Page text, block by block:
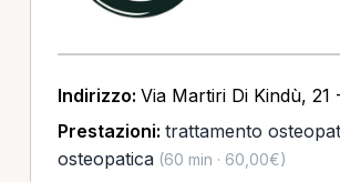
Indirizzo: Via Martiri Di Kindù,
Prestazioni: trattamento
osteopatica(60 min · 60,00€)